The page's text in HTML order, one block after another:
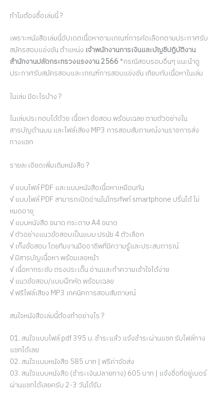
ทำไมต้องชื้อเล่มนี้ ?
เพราะหนังสือเล่มนี้อัปเดตเนื้อหาตามเกณฑ์การคัดเลือกตามประกาศรับ
สมัครสอบแข่งขัน ตำแหน่ง เจ้าพนักงานการเงินและบัญชีปฏิบัติงาน
สำนักงานปลัดกระทรวงแรงงาน 2566*กรณีสอบรอบอื่นๆ แนะนำดู
ประกาศรับสมัครสอบและเกณฑ์การสอบแข่งขัน เทียบกับเนื้อหาในเล่ม
ในเล่ม มีอะไรบ้าง ?
ในเล่มประกอบได้ด้วย เนื้อหา ข้อสอบ พร้อมเฉลย ตามตัวอย่างใน
สารบัญด้านบน และไฟล์เสียง MP3 การสอบสัมภาษณ์งานราชการส่ง
ทางแชท
รายละเอียดเพิ่มเติมหนังสือ ?
√ แบบไฟล์ PDF และแบบหนังสือเนื้อหาเหมือนกัน
√ แบบไฟล์ PDF สามารถเปิดอ่านในโทรศัพท์ smartphone ปริ้นได้ ไม่
หมดอายุ
√ แบบหนังสือ ขนาด กระดาษ A4 ขนาด
√ ตัวอย่างแนวข้อสอบเป็นแบบ ปรนัย 4 ตัวเลือก
√ เก็งข้อสอบ โดยทีมงานมืออาชีพที่มีความรู้และประสบการณ์
√ มีสารบัญเนื้อหา พร้อมเลขหน้า
√ เนื้อหากระชับ ตรงประเด็น อ่านและทำความเข้าใจได้ง่าย
√ แนวข้อสอบ/แบบฝึกหัด พร้อมเฉลย
√ ฟรีไฟล์เสียง MP3 เทคนิคการสอบสัมภาษณ์
สนใจหนังสือเล่มนี้ต้องทำอย่างไร ?
01. สนใจแบบไฟล์ pdf 395 บ. ชำระแล้ว แจ้งชำระผ่านแชท รับไฟล์ทาง
แชทได้เลย
02. สนใจแบบหนังสือ 585 บาท | ฟรีค่าจัดส่ง
03. สนใจแบบหนังสือ (ชำระเงินปลายทาง) 605 บาท | แจ้งชื่อที่อยู่เบอร์
ผ่านแชทได้เลยครับ 2-3 วันได้รับ